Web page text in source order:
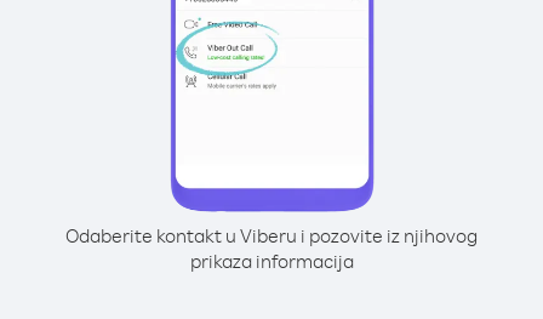
Odaberite kontakt u Viberu i pozovite iz njihovog
prikaza informacija